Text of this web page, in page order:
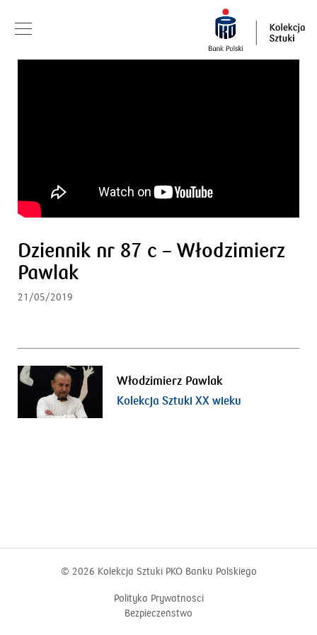
Dziennik nr 87 c – Włodzimierz
Pawlak
21/05/2019
Włodzimierz Pawlak
Kolekcja Sztuki XX wieku
© 2026 Kolekcja Sztuki PKO Banku Polskiego
Polityka Prywatności
Bezpieczeństwo